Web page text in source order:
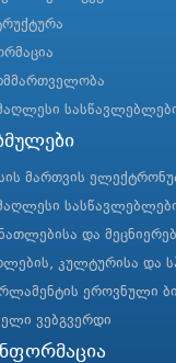
მართვის
და
კულტურისა და
ეროვნული
ვებგვერდი